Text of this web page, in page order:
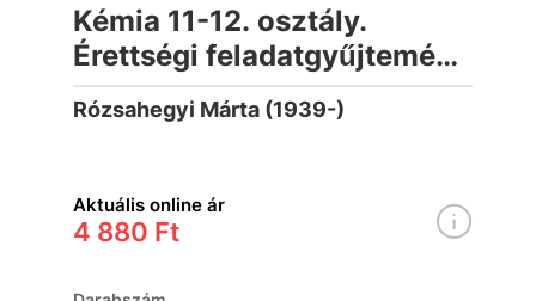
Kémia 11-12. osztály.
Érettségi feladatgyűjtemény
közép -és emelt szintű
érettségihez
Rózsahegyi Márta (1939-)
Aktuális online ár
4 880 Ft